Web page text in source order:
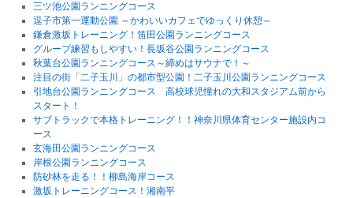
三ツ池公園ランニングコース
逗子市第一運動公園 ～かわいいカフェでゆっくり休憩～
鎌倉激坂トレーニング！笛田公園ランニングコース
グループ練習もしやすい！長坂谷公園ランニングコース
秋葉台公園ランニングコース～締めはサウナで！～
注目の街「二子玉川」の都市型公園！二子玉川公園ランニングコース
引地台公園ランニングコース 高校球児憧れの大和スタジアム前から
スタート！
サブトラックで本格トレーニング！！神奈川県体育センター施設内コ
ース
玄海田公園ランニングコース
岸根公園ランニングコース
防砂林を走る！！柳島海岸コース
激坂トレーニングコース！湘南平